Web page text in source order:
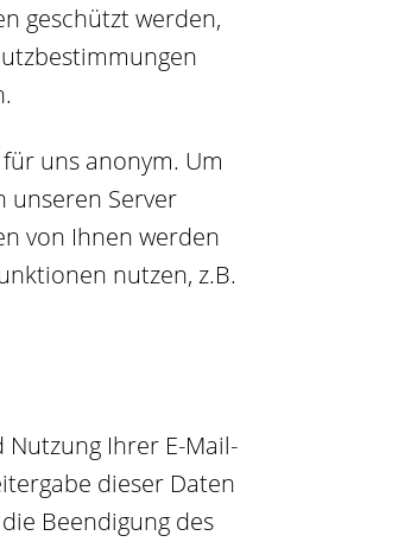
geschützt werden,
uns anonym. Um
unseren Server
von Ihnen werden
nutzen, z.B.
Ihrer E-Mail-
dieser Daten
Beendigung des